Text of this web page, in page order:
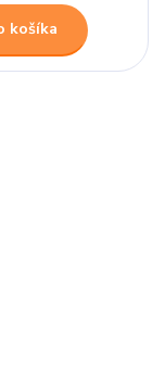
košíka